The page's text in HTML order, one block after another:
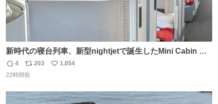
新時代の寝台列車、新型nightjetで誕生したMini Cabin ま
さに走るカプセルホテルといった感じで、一人旅で利用す
るのにはちょうどいい設備。 他の人も言ってましたが、サ
返
信
4
リ
ポ
ト
203
い
数
1,054
22時間前